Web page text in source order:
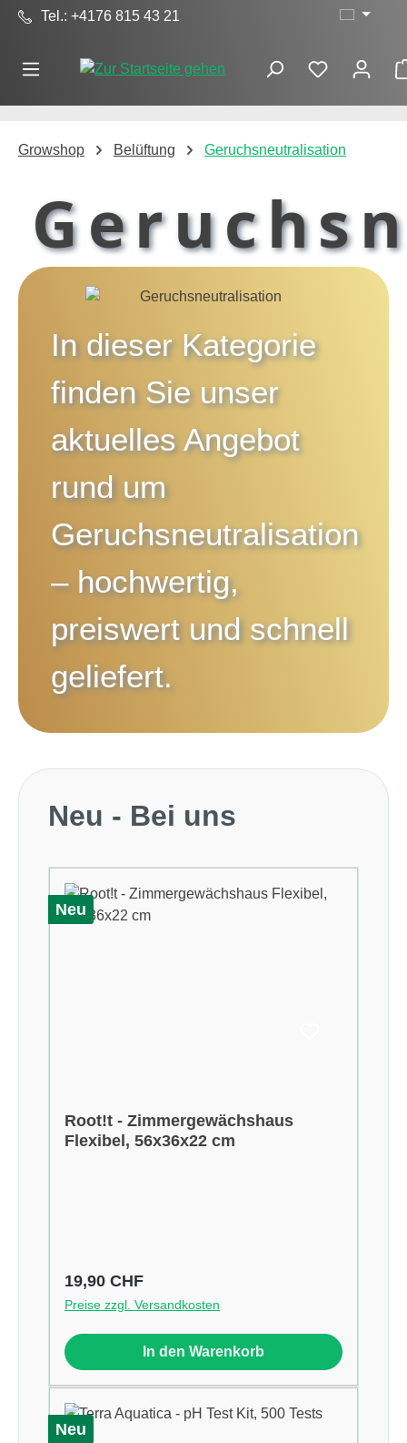
Zum Hauptinhalt springen
Tel.: +4176 815 43 21
Growshop Belüftung Geruchsneutralisation
In dieser Kategorie
finden Sie unser
aktuelles Angebot
rund um
Geruchsneutralisation
– hochwertig,
preiswert und schnell
geliefert.
Produktgalerie überspringen
Neu - Bei uns
Neu
Root!t - Zimmergewächshaus
Flexibel, 56x36x22 cm
Regulärer Preis:
19,90 CHF
Preise zzgl. Versandkosten
In den Warenkorb
Neu